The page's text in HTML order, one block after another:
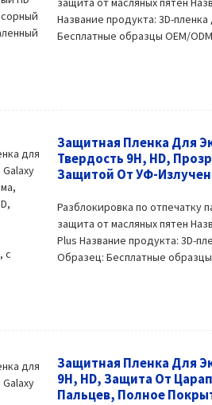
Название продукта: 3D-
Бесплатные образцы OEM/
Защитная Пленка Для
Твердость 9H, HD,
Защитой От УФ-
Разблокировка по отпечатку
защита от масляных пятен
Plus Название продукта: 3D-
Образец: Бесплатные
Защитная Пленка Для
9H, HD, Защита От
Пальцев, Полное